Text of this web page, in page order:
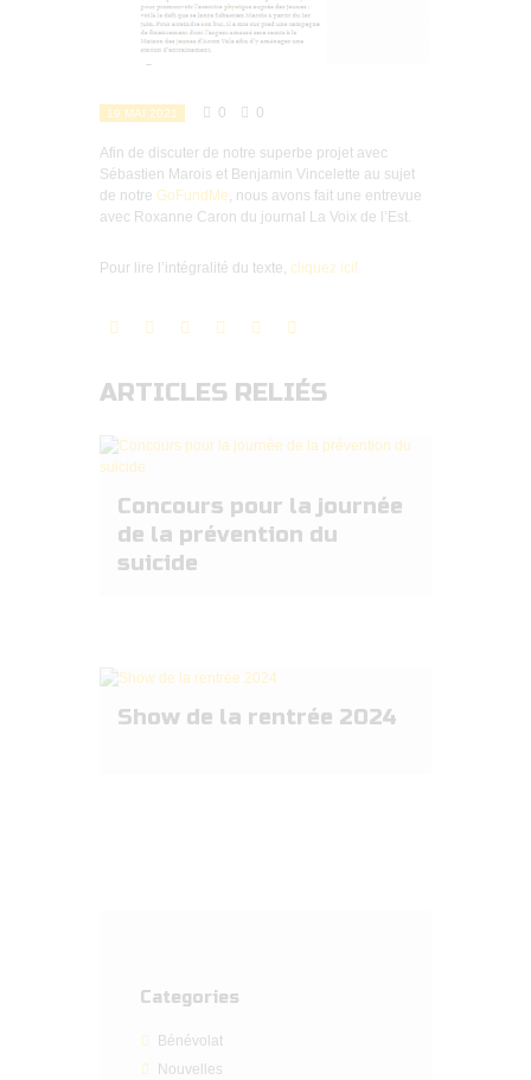
19 MAI 2021 0 0
Afin de discuter de notre superbe projet avec
Sébastien Marois et Benjamin Vincelette au sujet
de notre GoFundMe, nous avons fait une entrevue
avec Roxanne Caron du journal La Voix de l’Est.
Pour lire l’intégralité du texte, cliquez ici!
ARTICLES RELIÉS
Concours pour la journée
de la prévention du
suicide
Show de la rentrée 2024
Categories
Bénévolat
Nouvelles